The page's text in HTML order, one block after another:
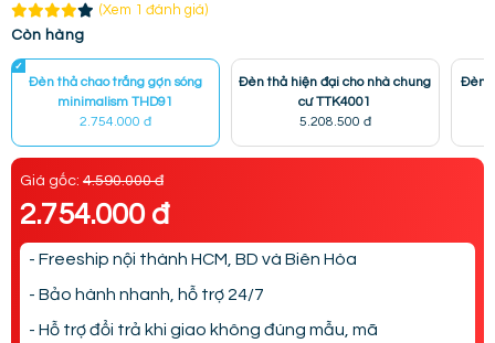
(Xem 1 đánh giá)
Còn hàng
Đèn thả chao trắng gợn sóng
minimalism THD91
2.754.000 đ
Đèn thả hiện đại cho nhà chung
cư TTK4001
5.208.500 đ
Đèn
Giá gốc: 4.590.000 đ
2.754.000 đ
- Freeship nội thành HCM, BD và Biên Hòa
- Bảo hành nhanh, hỗ trợ 24/7
- Hỗ trợ đổi trả khi giao không đúng mẫu, mã